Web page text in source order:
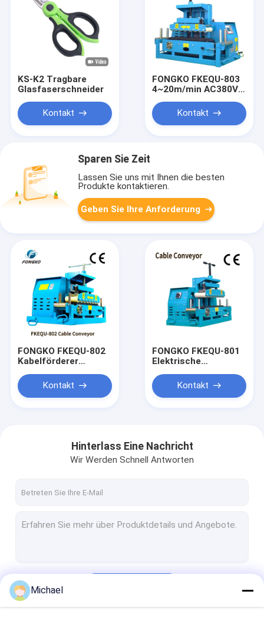
Produkte
KS-K2 Tragbare
Glasfaserschneider
Kontakt
FONGKO FKEQU-803
4~20m/min AC380V
1-18cm
Kabelförderer
Leichtgewicht
Kontakt
Sparen Sie Zeit
Lassen Sie uns mit Ihnen die besten
Produkte kontaktieren.
Geben Sie Ihre Anforderung
FONGKO FKEQU-802
Kabelförderer
AC220V 1~10cm
Drahtziehmaschine
Kontakt
FONGKO FKEQU-801
Elektrische
Kontakt
Hinterlass Eine Nachricht
Wir Werden Schnell Antworten
Michael